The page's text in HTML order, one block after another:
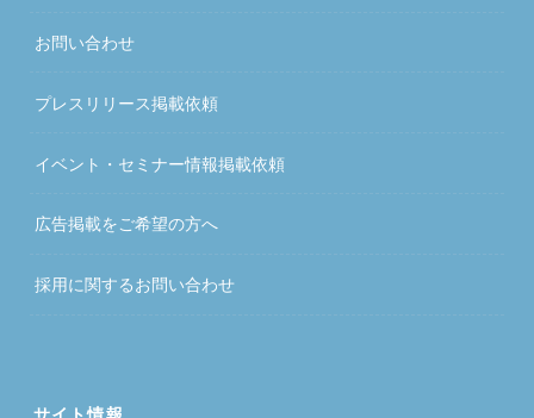
お問い合わせ
プレスリリース掲載依頼
イベント・セミナー情報掲載依頼
広告掲載をご希望の方へ
採用に関するお問い合わせ
サイト情報